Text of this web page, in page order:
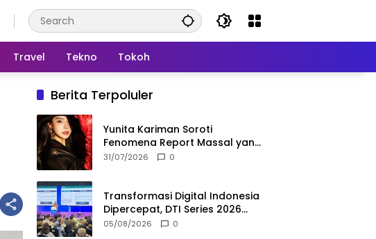
Travel Tekno Tokoh
Berita Terpoluler
Yunita Kariman Soroti
Fenomena Report Massal yang
Mengintai Influencer, Ini
31/07/2026 0
Transformasi Digital Indonesia
Dipercepat, DTI Series 2026
Resmi Digelar di Jakarta
05/08/2026 0